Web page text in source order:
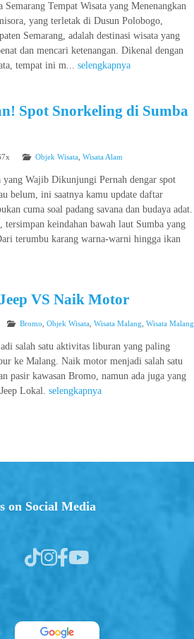
Tempat Wisata yang Menenangkan
yang terletak di Dusun Polobogo,
Semarang, adalah destinasi wisata yang
dan mencari ketenangan. Dikenal dengan
tempat ini m... selengkapnya
Spot Snorkeling di Sumba
Objek Wisata Wisata Alam
Wajib Dikunjungi Pernah dengar spot
belum, ini saatnya kamu update daftar
cuma soal padang savana dan budaya adat.
keindahan bawah laut Sumba yang
terumbu karang warna-warni hingga ikan
VS Naik Motor
Bromo Objek Wisata Wisata Malang Wisata Malang
salah satu aktivitas liburan yang paling
ke Malang. Naik motor menjadi salah satu
pasir kawasan Bromo, namun ada juga yang
Lokal. selengkapnya
on Social Media